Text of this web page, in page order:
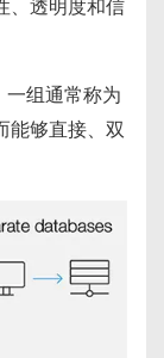
、透明度和信
组通常称为
能够直接、双